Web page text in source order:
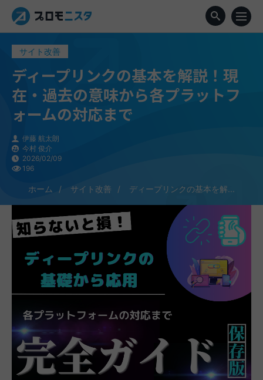
サイト改善
ディープリンクの基本を解説！現
在・過去の意味から各プラットフ
ォームの対応まで
伊藤 航太朗
今村 俊介
2026/02/09
196
ホーム サイト改善 ディープリンクの基本を解...